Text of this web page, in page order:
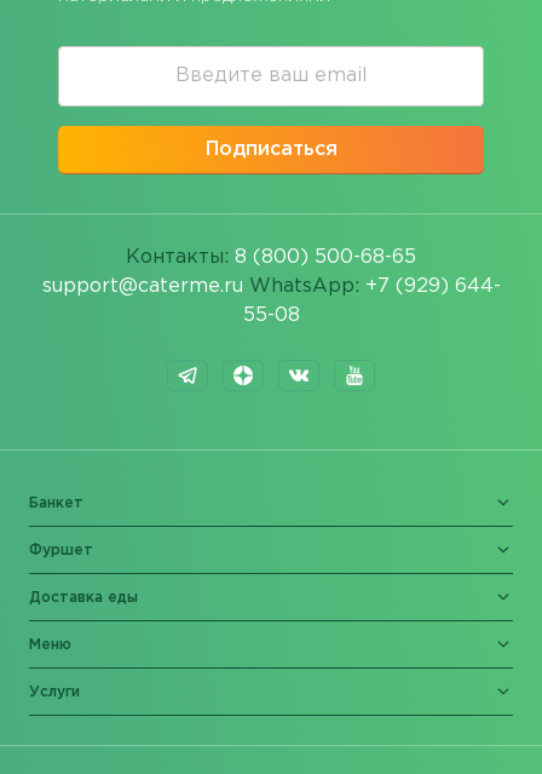
Подписаться
Контакты: 8 (800) 500-68-65
support@caterme.ru WhatsApp: +7 (929) 644-
55-08
Банкет
Фуршет
Доставка еды
Меню
Услуги